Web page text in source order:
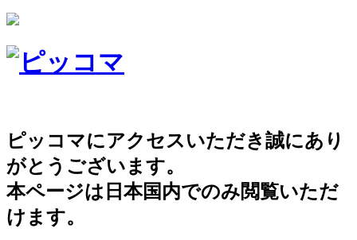
ピッコマにアクセスいただき誠にあり
がとうございます。
本ページは日本国内でのみ閲覧いただ
けます。